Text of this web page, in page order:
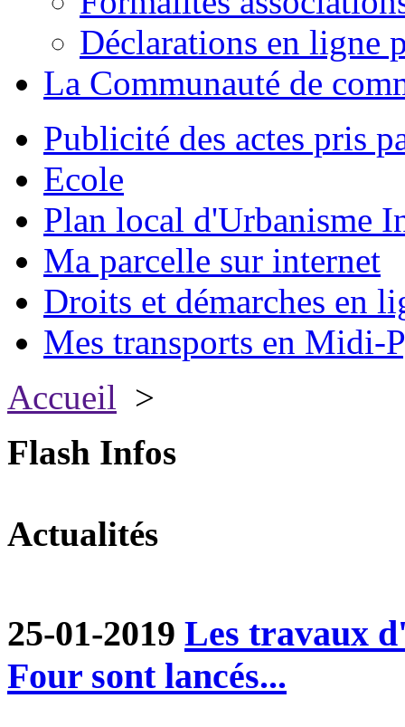
Déclarations en ligne
La Communauté de
Publicité des actes pris
Ecole
Plan local d'Urbanisme
Ma parcelle sur internet
Droits et démarches en
Mes transports en Midi-
Accueil >
Flash Infos
Actualités
25-01-2019 Les travaux
Four sont lancés...